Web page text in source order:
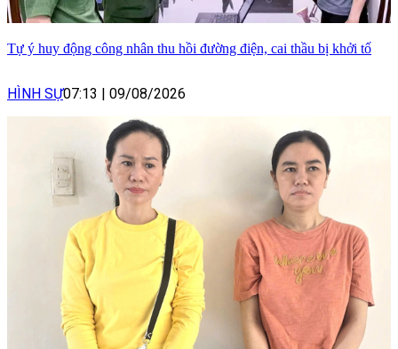
Tự ý huy động công nhân thu hồi đường điện, cai thầu bị khởi tố
HÌNH SỰ07:13 09/08/2026